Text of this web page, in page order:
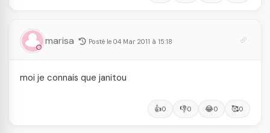
marisa Posté le 04 Mar 2011 à 15:18
moi je connais que janitou
👍0 👎0 😂0 🥰0